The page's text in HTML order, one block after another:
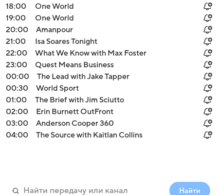
18:00
One World
19:00
One World
20:00
Amanpour
21:00
Isa Soares Tonight
22:00
What We Know with Max Foster
23:00
Quest Means Business
00:00
The Lead with Jake Tapper
00:30
World Sport
01:00
The Brief with Jim Sciutto
02:00
Erin Burnett OutFront
03:00
Anderson Cooper 360
04:00
The Source with Kaitlan Collins
Найти